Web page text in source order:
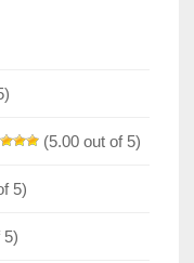
(5.00 out of 5)
5)
5)